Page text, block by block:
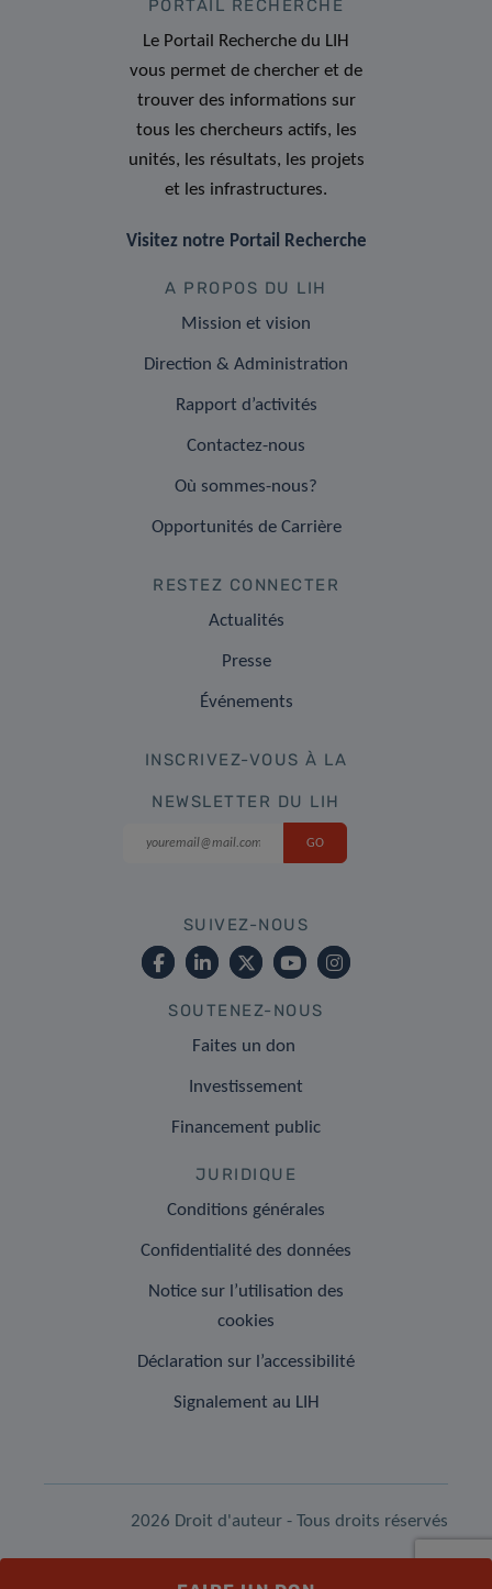
PORTAIL RECHERCHE
Le Portail Recherche du LIH
vous permet de chercher et de
trouver des informations sur
tous les chercheurs actifs, les
unités, les résultats, les projets
et les infrastructures.
Visitez notre Portail Recherche
A PROPOS DU LIH
Mission et vision
Direction & Administration
Rapport d’activités
Contactez-nous
Où sommes-nous?
Opportunités de Carrière
RESTEZ CONNECTER
Actualités
Presse
Événements
INSCRIVEZ-VOUS À LA
NEWSLETTER DU LIH
SUIVEZ-NOUS
SOUTENEZ-NOUS
Faites un don
Investissement
Financement public
JURIDIQUE
Conditions générales
Confidentialité des données
Notice sur l’utilisation des
cookies
Déclaration sur l’accessibilité
Signalement au LIH
2026 Droit d'auteur - Tous droits réservés